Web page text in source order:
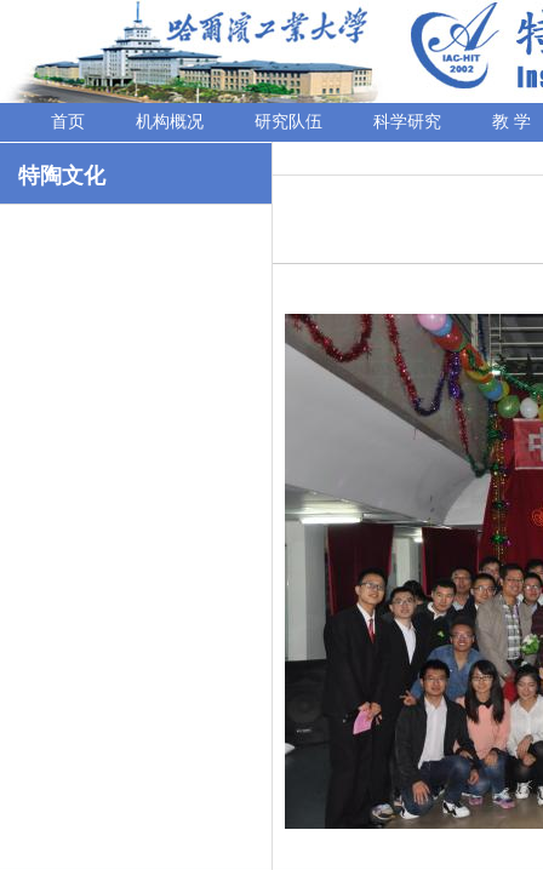
首页 机构概况 研究队伍 科学研究 教 学
特陶文化